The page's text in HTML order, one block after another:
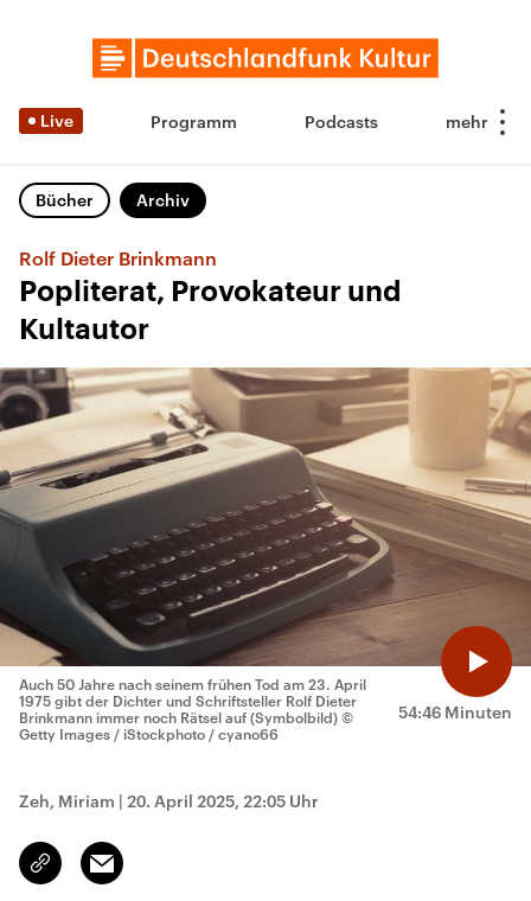
Live Programm Podcasts
Bücher Archiv
Rolf Dieter Brinkmann
Popliterat, Provokateur und
Kultautor
54:46 Minuten
Auch 50 Jahre nach seinem frühen Tod am 23. April
1975 gibt der Dichter und Schriftsteller Rolf Dieter
Brinkmann immer noch Rätsel auf (Symbolbild) ©
Getty Images / iStockphoto / cyano66
Zeh, Miriam | 20. April 2025, 22:05 Uhr
Link
kopieren/teilen
Email